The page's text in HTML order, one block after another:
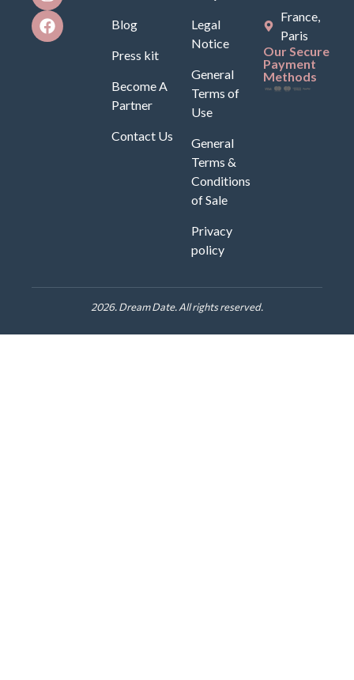
Blog
Press kit
Become A
Partner
Contact Us
Legal
Notice
General
Terms of
Use
General
Terms &
Conditions
of Sale
Privacy
policy
France,
Paris
Our Secure
Payment
Methods
2026. Dream Date. All rights reserved.